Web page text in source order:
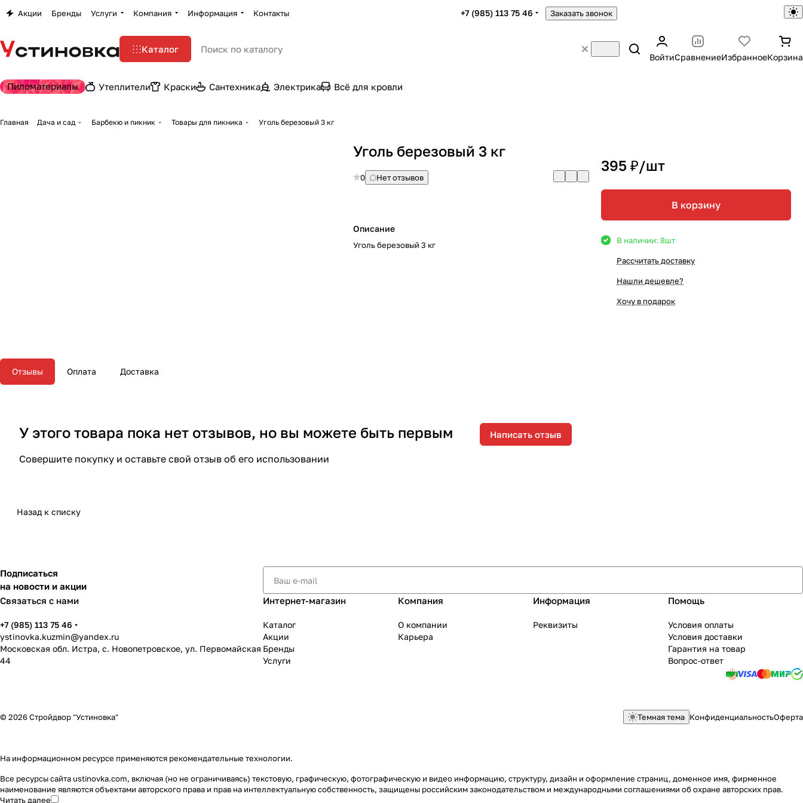
Акции Бренды Услуги Компания Информация Контакты +7 (985) 113 75 46 Заказать звонок
Каталог
ВойтиСравнениеИзбранноеКорзина
Пиломатериалы Утеплители Краски Сантехника Электрика Всё для кровли
Главная Дача и сад Барбекю и пикник Товары для пикника Уголь березовый 3 кг
Уголь березовый 3 кг
0 Нет отзывов
Описание
Уголь березовый 3 кг
395 ₽/шт
В корзину
В наличии: 8шт
Рассчитать доставку
Нашли дешевле?
Хочу в подарок
Отзывы Оплата Доставка
У этого товара пока нет отзывов, но вы можете быть первым
Совершите покупку и оставьте свой отзыв об его использовании
Написать отзыв
Назад к списку
Подписаться
на новости и акции
Связаться с нами
+7 (985) 113 75 46
ystinovka.kuzmin@yandex.ru
Московская обл. Истра, с. Новопетровское, ул. Первомайская
44
Интернет-магазин
Каталог
Акции
Бренды
Услуги
Компания
О компании
Карьера
Информация
Реквизиты
Помощь
Условия оплаты
Условия доставки
Гарантия на товар
Вопрос-ответ
© 2026 Стройдвор "Устиновка" Темная тема КонфиденциальностьОферта
На информационном ресурсе применяются рекомендательные технологии.
Все ресурсы сайта ustinovka.com, включая (но не ограничиваясь) текстовую, графическую, фотографическую и видео информацию, структуру, дизайн и оформление страниц, доменное имя, фирменное
наименование являются объектами авторского права и прав на интеллектуальную собственность, защищены российским законодательством и международными соглашениями об охране авторских прав.
Читать далее